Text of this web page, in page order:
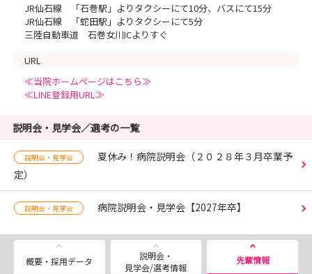
JR仙石線 「石巻駅」よりタクシーにて10分、バスにて15分
JR仙石線 「蛇田駅」よりタクシーにて5分
三陸自動車道 石巻女川ICよりすぐ
URL
≪当院ホームページはこちら≫
≪LINE登録用URL≫
説明会・見学会／選考の一覧
説明会・見学会
夏休み！病院説明会（２０２８年３月卒業予
定）
説明会・見学会 病院説明会・見学会【2027年卒】
概要・採用データ
説明会・
見学会/選考情報
先輩情報